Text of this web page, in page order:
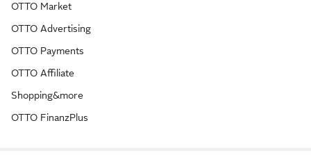
OTTO Market
OTTO Advertising
OTTO Payments
OTTO Affiliate
Shopping&more
OTTO FinanzPlus